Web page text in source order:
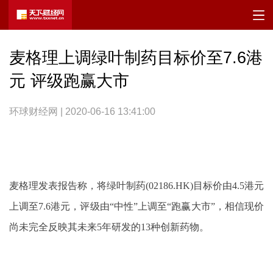
麦格理上调绿叶制药目标价至7.6港
元 评级跑赢大市
环球财经网 | 2020-06-16 13:41:00
麦格理发表报告称，将绿叶制药(02186.HK)目标价由4.5港元
上调至7.6港元，评级由“中性”上调至“跑赢大市”，相信现价
尚未完全反映其未来5年研发的13种创新药物。